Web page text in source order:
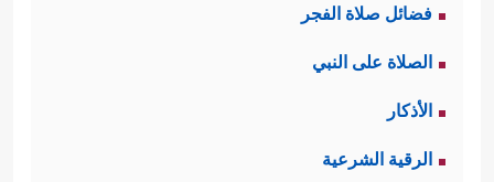
فضائل صلاة الفجر
الصلاة على النبي
الأذكار
الرقية الشرعية